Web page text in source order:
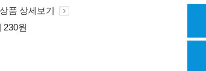
품 상세보기
230원